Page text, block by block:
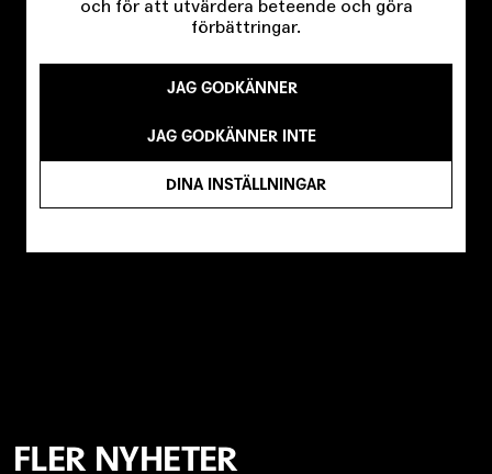
FLER NYHETER
och för att utvärdera beteende och göra
förbättringar.
JAG GODKÄNNER
JAG GODKÄNNER INTE
DINA INSTÄLLNINGAR